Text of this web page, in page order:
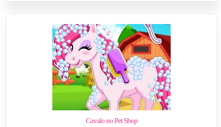
Cavalo no Pet Shop